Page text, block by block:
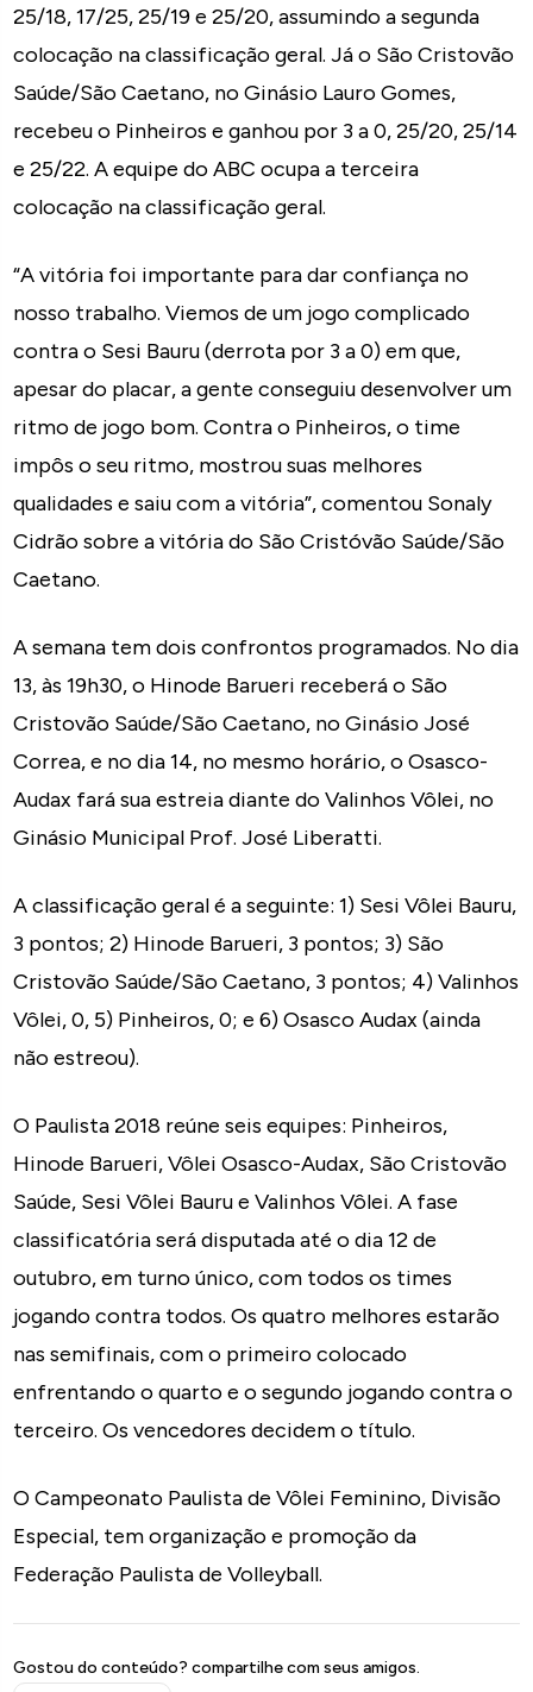
25/18, 17/25, 25/19 e 25/20, assumindo a segunda
colocação na classificação geral. Já o São Cristovão
Saúde/São Caetano, no Ginásio Lauro Gomes,
recebeu o Pinheiros e ganhou por 3 a 0, 25/20, 25/14
e 25/22. A equipe do ABC ocupa a terceira
colocação na classificação geral.
“A vitória foi importante para dar confiança no
nosso trabalho. Viemos de um jogo complicado
contra o Sesi Bauru (derrota por 3 a 0) em que,
apesar do placar, a gente conseguiu desenvolver um
ritmo de jogo bom. Contra o Pinheiros, o time
impôs o seu ritmo, mostrou suas melhores
qualidades e saiu com a vitória”, comentou Sonaly
Cidrão sobre a vitória do São Cristóvão Saúde/São
Caetano.
A semana tem dois confrontos programados. No dia
13, às 19h30, o Hinode Barueri receberá o São
Cristovão Saúde/São Caetano, no Ginásio José
Correa, e no dia 14, no mesmo horário, o Osasco-
Audax fará sua estreia diante do Valinhos Vôlei, no
Ginásio Municipal Prof. José Liberatti.
A classificação geral é a seguinte: 1) Sesi Vôlei Bauru,
3 pontos; 2) Hinode Barueri, 3 pontos; 3) São
Cristovão Saúde/São Caetano, 3 pontos; 4) Valinhos
Vôlei, 0, 5) Pinheiros, 0; e 6) Osasco Audax (ainda
não estreou).
O Paulista 2018 reúne seis equipes: Pinheiros,
Hinode Barueri, Vôlei Osasco-Audax, São Cristovão
Saúde, Sesi Vôlei Bauru e Valinhos Vôlei. A fase
classificatória será disputada até o dia 12 de
outubro, em turno único, com todos os times
jogando contra todos. Os quatro melhores estarão
nas semifinais, com o primeiro colocado
enfrentando o quarto e o segundo jogando contra o
terceiro. Os vencedores decidem o título.
O Campeonato Paulista de Vôlei Feminino, Divisão
Especial, tem organização e promoção da
Federação Paulista de Volleyball.
Gostou do conteúdo? compartilhe com seus amigos.